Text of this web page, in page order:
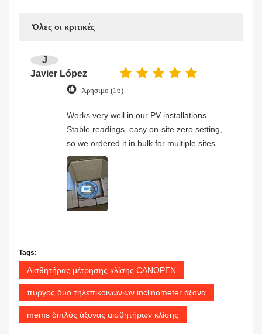
Όλες οι κριτικές
J
Javier López
Χρήσιμο (16)
Works very well in our PV installations.
Stable readings, easy on-site zero setting,
so we ordered it in bulk for multiple sites.
Tags:
Αισθητήρας μέτρησης κλίσης CANOPEN
πύργος δύο τηλεπικοινωνιών inclinometer άξονα
mems διπλός άξονας αισθητήρων κλίσης